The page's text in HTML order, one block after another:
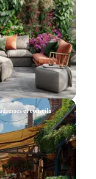
et conseils